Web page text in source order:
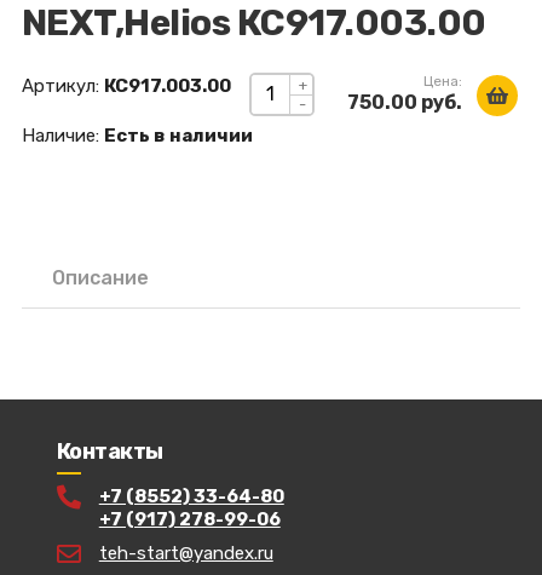
NEXT,Helios КС917.003.00
+
-
Цена:
750.00 руб.
Артикул: КС917.003.00
Наличие: Есть в наличии
Описание
Контакты
+7 (8552) 33-64-80
+7 (917) 278-99-06
teh-start@yandex.ru